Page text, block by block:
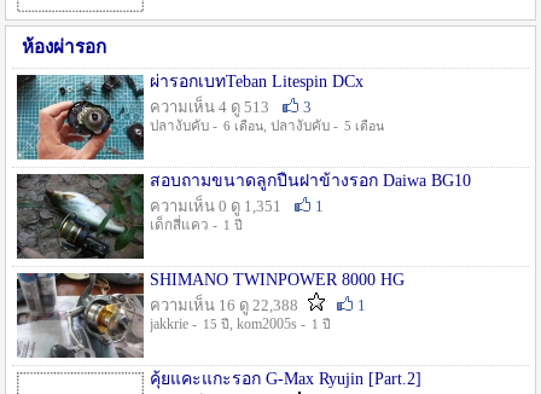
ห้องผ่ารอก
ผ่ารอกเบทTeban Litespin DCx
ความเห็น 4 ดู 513
3
ปลางับคับ - 6 เดือน, ปลางับคับ - 5 เดือน
สอบถามขนาดลูกปืนฝาข้างรอก Daiwa BG10
ความเห็น 0 ดู 1,351
1
เด็กสี่แคว - 1 ปี
SHIMANO TWINPOWER 8000 HG
ความเห็น 16 ดู 22,388
1
jakkrie - 15 ปี , kom2005s - 1 ปี
คุ้ยแคะแกะรอก G-Max Ryujin [Part.2]